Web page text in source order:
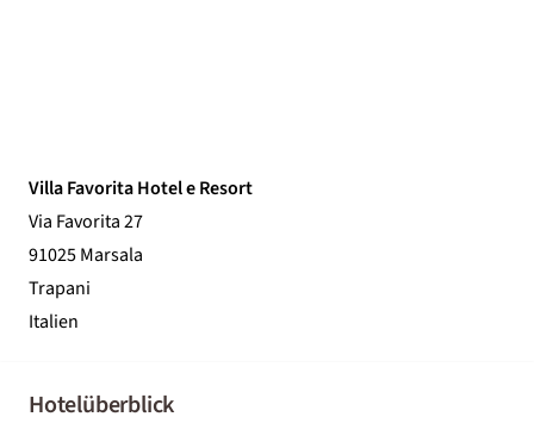
Villa Favorita Hotel e Resort
Via Favorita 27
91025 Marsala
Trapani
Italien
Hotelüberblick